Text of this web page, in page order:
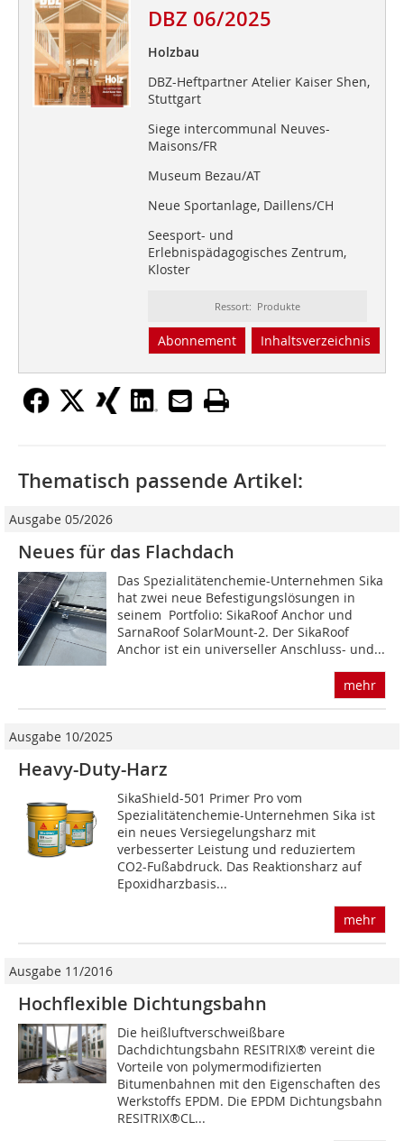
DBZ 06/2025
Holzbau
DBZ-Heftpartner Atelier Kaiser Shen,
Stuttgart
Siege intercommunal Neuves-
Maisons/FR
Museum Bezau/AT
Neue Sportanlage, Daillens/CH
Seesport- und
Erlebnispädagogisches Zentrum,
Kloster
Ressort: Produkte
Abonnement Inhaltsverzeichnis
Thematisch passende Artikel:
Ausgabe 05/2026
Neues für das Flachdach
Das Spezialitätenchemie-Unternehmen Sika
hat zwei neue Befestigungslösungen in
seinem Portfolio: SikaRoof Anchor und
SarnaRoof SolarMount-2. Der SikaRoof
Anchor ist ein universeller Anschluss- und...
mehr
Ausgabe 10/2025
Heavy-Duty-Harz
SikaShield-501 Primer Pro vom
Spezialitätenchemie-Unternehmen Sika ist
ein neues Versiegelungsharz mit
verbesserter Leistung und reduziertem
CO2-Fußabdruck. Das Reaktionsharz auf
Epoxidharzbasis...
mehr
Ausgabe 11/2016
Hochflexible Dichtungsbahn
Die heißluftverschweißbare
Dachdichtungsbahn RESITRIX® vereint die
Vorteile von polymermodifizierten
Bitumenbahnen mit den Eigenschaften des
Werkstoffs EPDM. Die EPDM Dichtungsbahn
RESITRIX®CL...